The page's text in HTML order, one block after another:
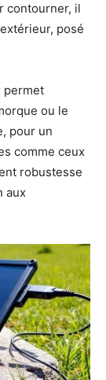
contourner, il
posé
permet
ou le
pour un
comme ceux
robustesse
aux